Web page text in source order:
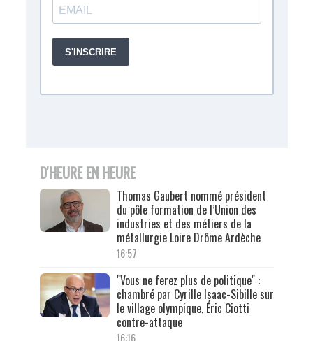
D'HEURE EN HEURE
Thomas Gaubert nommé président
du pôle formation de l’Union des
industries et des métiers de la
métallurgie Loire Drôme Ardèche
16:57
"Vous ne ferez plus de politique" :
chambré par Cyrille Isaac-Sibille sur
le village olympique, Éric Ciotti
contre-attaque
16:16